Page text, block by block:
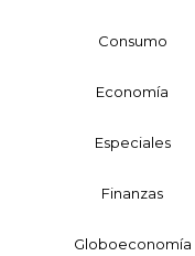
Consumo
Economía
Especiales
Finanzas
Globoeconomía